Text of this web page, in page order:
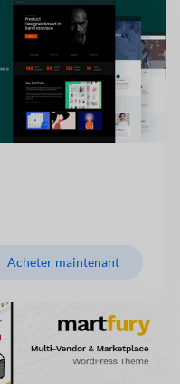
Acheter maintenant